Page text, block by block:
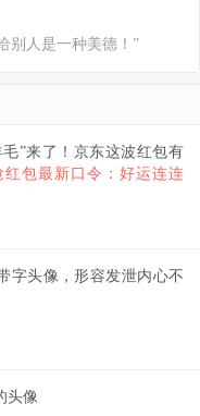
别人是一种美德！”
毛”来了！京东这波红包有
红包最新口令：好运连连
字头像，形容发泄内心不
头像